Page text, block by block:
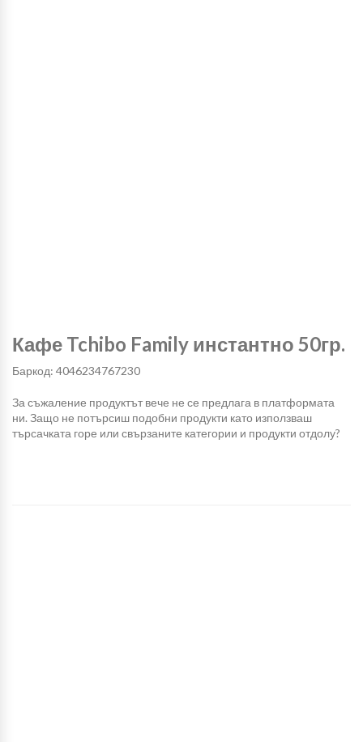
Кафе Tchibo Family инстантно 50гр.
Баркод: 4046234767230
За съжаление продуктът вече не се предлага в платформата
ни. Защо не потърсиш подобни продукти като използваш
търсачката горе или свързаните категории и продукти отдолу?